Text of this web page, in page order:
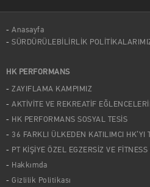
Anasayfa
SÜRDÜRÜLEBİLİRLİK
HK PERFORMANS
ZAYIFLAMA KAMPIMIZ
AKTİVİTE VE REKREATİF
HK PERFORMANS SOSYAL TESİS
36 FARKLI ÜLKEDEN KATILIMCI HK’YI
PT KİŞİYE ÖZEL EGZERSİZ VE FİTNESS
Hakkımda
Gizlilik Politikası